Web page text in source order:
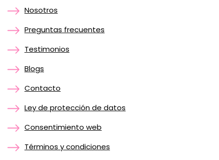
Nosotros
Preguntas frecuentes
Testimonios
Blogs
Contacto
Ley de protección de datos
Consentimiento web
Términos y condiciones